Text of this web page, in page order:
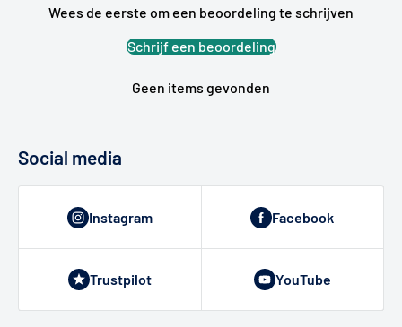
Wees de eerste om een beoordeling te schrijven
Schrijf een beoordeling
Geen items gevonden
Social media
Instagram Facebook
Trustpilot YouTube